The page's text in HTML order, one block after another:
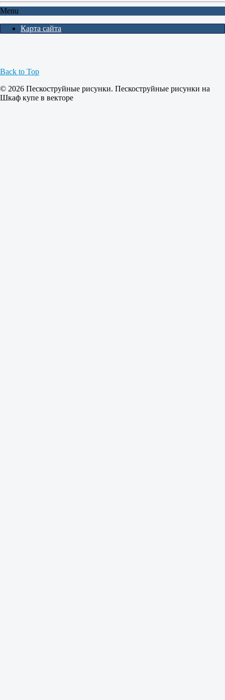
Menu
Карта сайта
Back to Top
© 2026 Пескоструйные рисунки. Пескоструйные рисунки на
Шкаф купе в векторе